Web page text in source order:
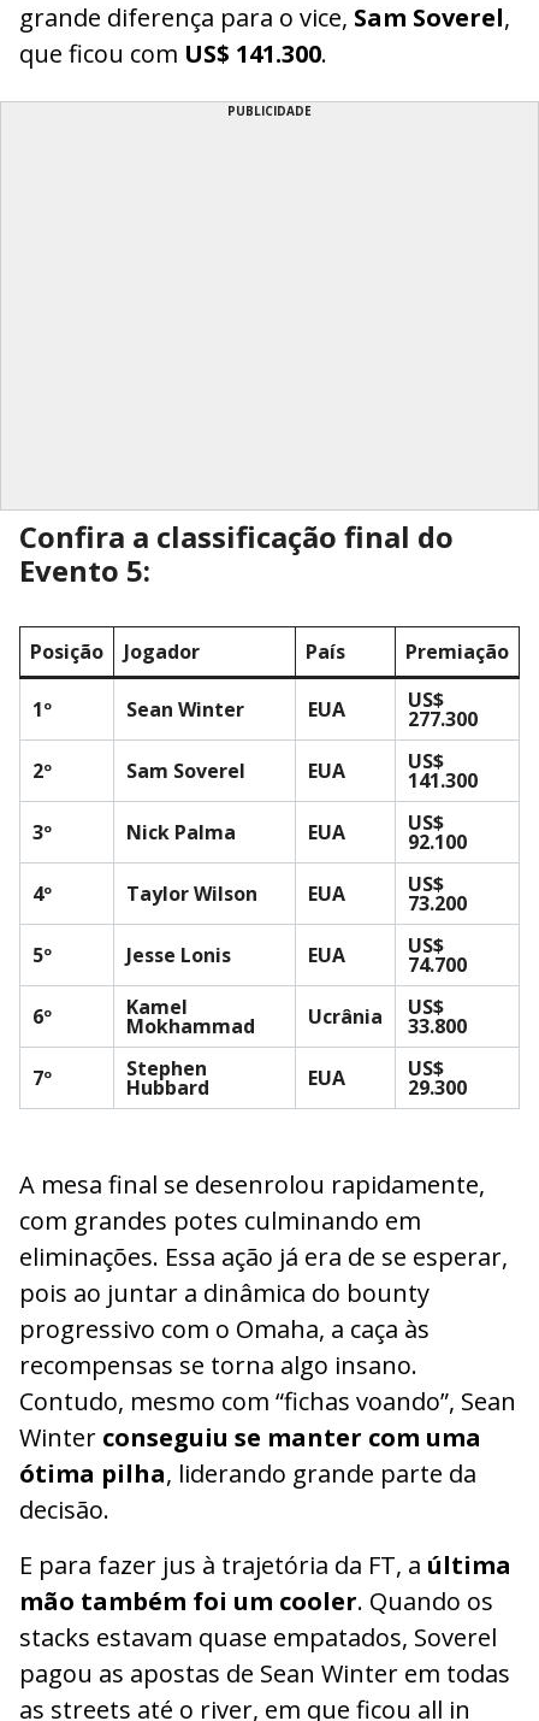
grande diferença para o vice, Sam Soverel,
que ficou com US$ 141.300.
PUBLICIDADE
Confira a classificação final do
Evento 5:
Posição Jogador País Premiação
1º Sean Winter EUA US$
277.300
2º
Sam Soverel EUA US$
141.300
3º
Nick Palma EUA US$
92.100
4º
Taylor Wilson EUA US$
73.200
5º
Jesse Lonis EUA US$
74.700
6º
Kamel
Mokhammad Ucrânia US$
33.800
7º
Stephen
Hubbard EUA US$
29.300
A mesa final se desenrolou rapidamente,
com grandes potes culminando em
eliminações. Essa ação já era de se esperar,
pois ao juntar a dinâmica do bounty
progressivo com o Omaha, a caça às
recompensas se torna algo insano.
Contudo, mesmo com “fichas voando”, Sean
Winter conseguiu se manter com uma
ótima pilha, liderando grande parte da
decisão.
E para fazer jus à trajetória da FT, a última
mão também foi um cooler. Quando os
stacks estavam quase empatados, Soverel
pagou as apostas de Sean Winter em todas
as streets até o river, em que ficou all in